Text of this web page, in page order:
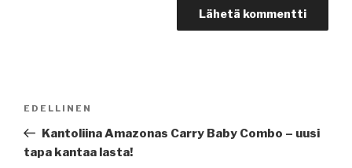
Edellinen
artikkeli
EDELLINEN
Kantoliina Amazonas Carry Baby Combo – uusi
tapa kantaa lasta!